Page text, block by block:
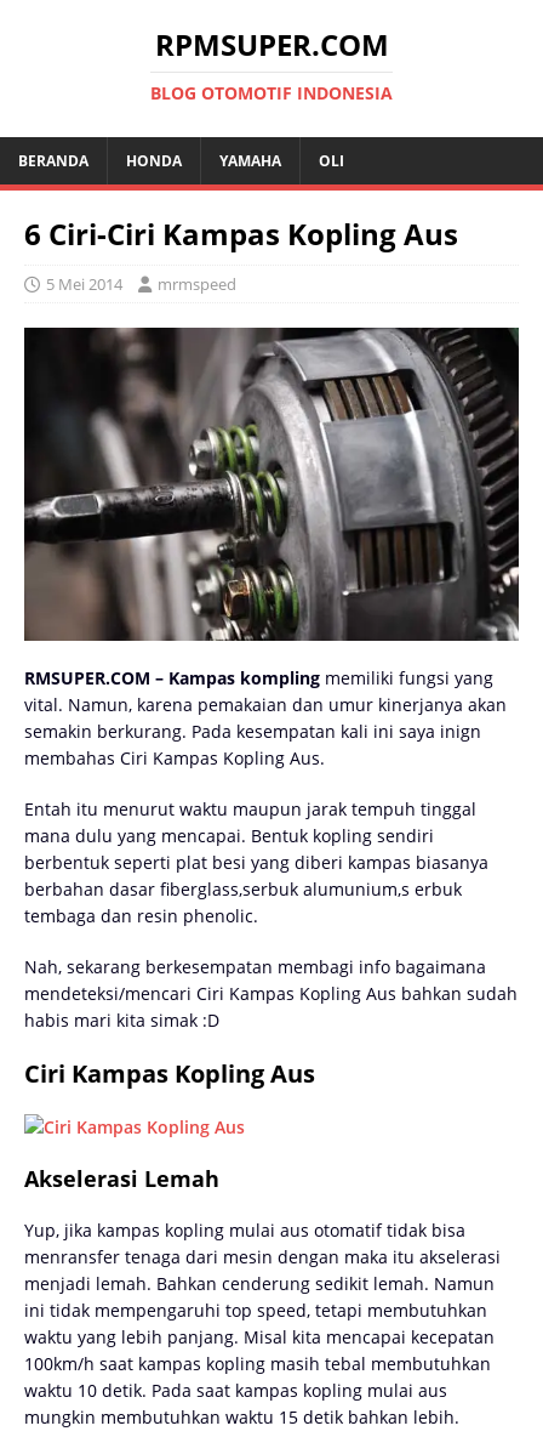
RPMSUPER.COM
BLOG OTOMOTIF INDONESIA
BERANDA HONDA YAMAHA OLI
6 Ciri-Ciri Kampas Kopling Aus
5 Mei 2014 mrmspeed
RMSUPER.COM – Kampas kompling memiliki fungsi yang
vital. Namun, karena pemakaian dan umur kinerjanya akan
semakin berkurang. Pada kesempatan kali ini saya inign
membahas Ciri Kampas Kopling Aus.
Entah itu menurut waktu maupun jarak tempuh tinggal
mana dulu yang mencapai. Bentuk kopling sendiri
berbentuk seperti plat besi yang diberi kampas biasanya
berbahan dasar fiberglass,serbuk alumunium,s erbuk
tembaga dan resin phenolic.
Nah, sekarang berkesempatan membagi info bagaimana
mendeteksi/mencari Ciri Kampas Kopling Aus bahkan sudah
habis mari kita simak :D
Ciri Kampas Kopling Aus
Akselerasi Lemah
Yup, jika kampas kopling mulai aus otomatif tidak bisa
menransfer tenaga dari mesin dengan maka itu akselerasi
menjadi lemah. Bahkan cenderung sedikit lemah. Namun
ini tidak mempengaruhi top speed, tetapi membutuhkan
waktu yang lebih panjang. Misal kita mencapai kecepatan
100km/h saat kampas kopling masih tebal membutuhkan
waktu 10 detik. Pada saat kampas kopling mulai aus
mungkin membutuhkan waktu 15 detik bahkan lebih.